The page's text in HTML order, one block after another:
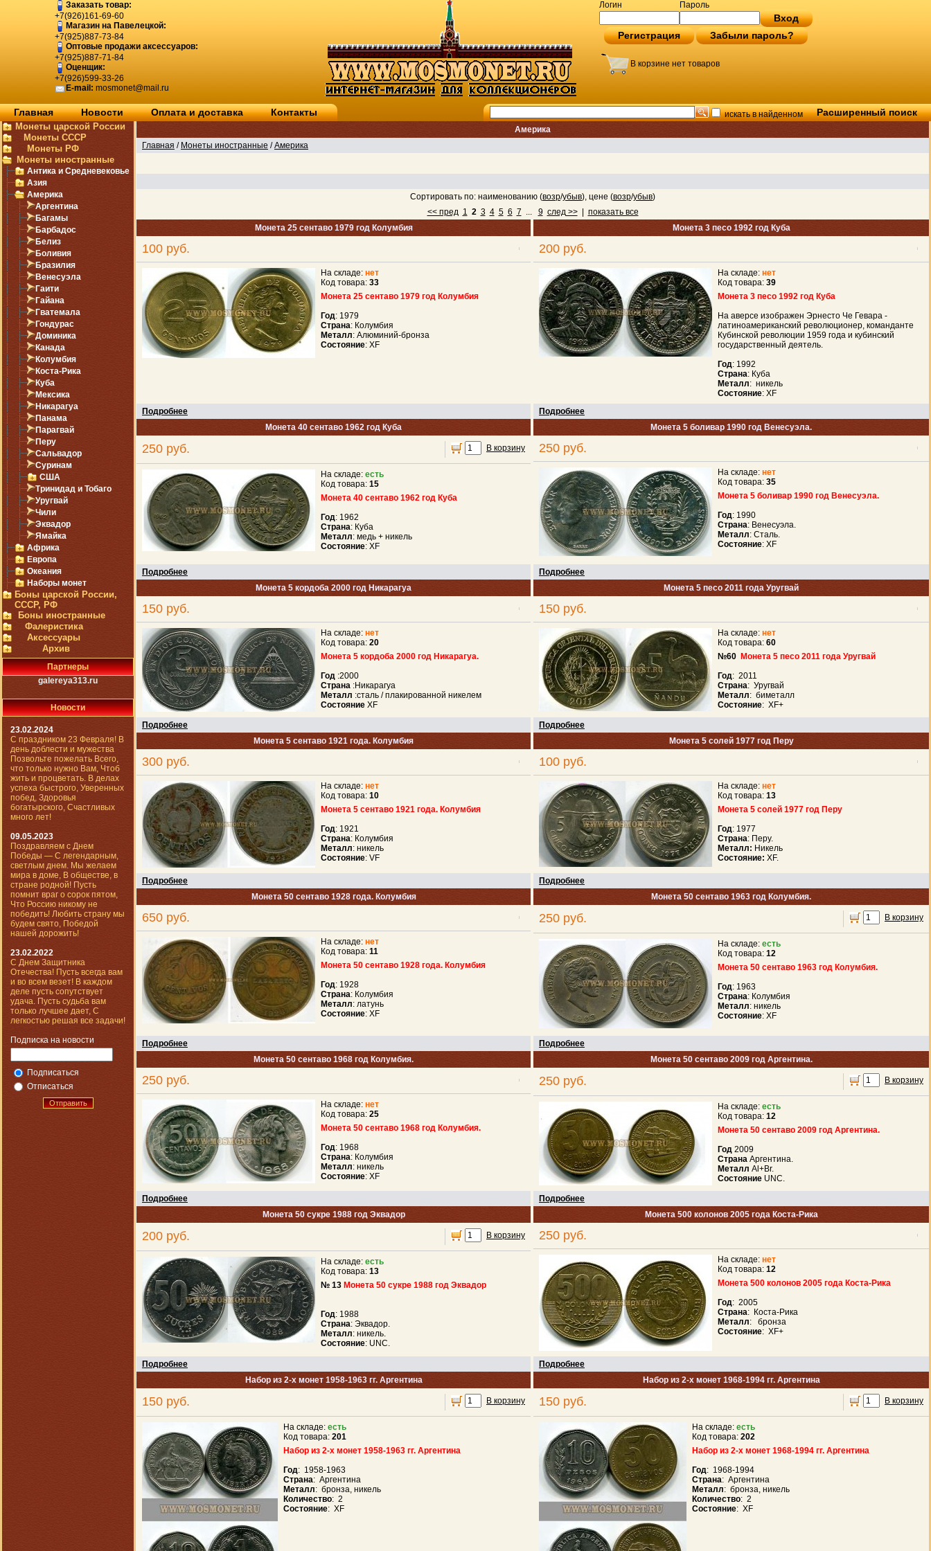
Заказать товар:
+7(926)161-69-60
Магазин на Павелецкой:
+7(925)887-73-84
Оптовые продажи аксессуаров:
+7(925)887-71-84
Оценщик:
+7(926)599-33-26
E-mail: mosmonet@mail.ru
Логин Пароль
Вход
Регистрация
Забыли пароль?
В корзине нет товаров
Главная Новости Оплата и доставка Контакты искать в найденном Расширенный поиск
Монеты царской России
Монеты СССР
Монеты РФ
Монеты иностранные
Антика и Средневековье
Азия
Америка
Аргентина
Багамы
Барбадос
Белиз
Боливия
Бразилия
Венесуэла
Гаити
Гайана
Гватемала
Гондурас
Доминика
Канада
Колумбия
Коста-Рика
Куба
Мексика
Никарагуа
Панама
Парагвай
Перу
Сальвадор
Суринам
США
Тринидад и Тобаго
Уругвай
Чили
Эквадор
Ямайка
Африка
Европа
Океания
Наборы монет
Боны царской России,
СССР, РФ
Боны иностранные
Фалеристика
Аксессуары
Архив
Партнеры
galereya313.ru
Новости
23.02.2024
С праздником 23 Февраля! В
день доблести и мужества
Позвольте пожелать Всего,
что только нужно Вам, Чтоб
жить и процветать. В делах
успеха быстрого, Уверенных
побед, Здоровья
богатырского, Счастливых
много лет!
09.05.2023
Поздравляем с Днем
Победы — С легендарным,
светлым днем. Мы желаем
мира в доме, В обществе, в
стране родной! Пусть
помнит враг о сорок пятом,
Что Россию никому не
победить! Любить страну мы
будем свято, Победой
нашей дорожить!
23.02.2022
С Днем Защитника
Отечества! Пусть всегда вам
и во всем везет! В каждом
деле пусть сопутствует
удача. Пусть судьба вам
только лучшее дает, С
легкостью решая все задачи!
Подписка на новости
Подписаться
Отписаться
Отправить
Америка
Главная / Монеты иностранные /Америка
Сортировать по: наименованию (возр/убыв), цене (возр/убыв)
<< пред 1 2 3 4 5 6 7 ... 9 след >>| показать все
Монета 25 сентаво 1979 год Колумбия
100 руб.
На складе: нет
Код товара: 33
Монета 25 сентаво 1979 год Колумбия
Год: 1979
Страна: Колумбия
Металл: Aлюминий-бронза
Состояние: XF
Монета 3 песо 1992 год Куба
200 руб.
На складе: нет
Код товара: 39
Монета 3 песо 1992 год Куба
На аверсе изображен Эрнесто Че Гевара -
латиноамериканский революционер, команданте
Кубинской революции 1959 года и кубинский
государственный деятель.
Год: 1992
Страна: Куба
Металл: никель
Состояние: XF
Подробнее
Подробнее
Монета 40 сентаво 1962 год Куба
250 руб. В корзину
На складе: есть
Код товара: 15
Монета 40 сентаво 1962 год Куба
Год: 1962
Страна: Куба
Металл: медь + никель
Состояние: XF
Монета 5 боливар 1990 год Венесуэла.
250 руб.
На складе: нет
Код товара: 35
Монета 5 боливар 1990 год Венесуэла.
Год: 1990
Страна: Венесуэла.
Металл: Сталь.
Состояние: XF
Подробнее
Подробнее
Монета 5 кордоба 2000 год Никарагуа
150 руб.
На складе: нет
Код товара: 20
Монета 5 кордоба 2000 год Никарагуа.
Год :2000
Страна :Никарагуа
Металл :сталь / плакированной никелем
Состояние XF
Монета 5 песо 2011 года Уругвай
150 руб.
На складе: нет
Код товара: 60
№60 Монета 5 песо 2011 года Уругвай
Год: 2011
Страна: Уругвай
Металл: биметалл
Состояние: XF+
Подробнее
Подробнее
Монета 5 сентаво 1921 года. Колумбия
300 руб.
На складе: нет
Код товара: 10
Монета 5 сентаво 1921 года. Колумбия
Год: 1921
Страна: Колумбия
Металл: никель
Состояние: VF
Монета 5 солей 1977 год Перу
100 руб.
На складе: нет
Код товара: 13
Монета 5 солей 1977 год Перу
Год: 1977
Страна: Перу.
Металл: Никель
Состояние: ХF.
Подробнее
Подробнее
Монета 50 сентаво 1928 года. Колумбия
650 руб.
На складе: нет
Код товара: 11
Монета 50 сентаво 1928 года. Колумбия
Год: 1928
Страна: Колумбия
Металл: латунь
Состояние: XF
Монета 50 сентаво 1963 год Колумбия.
250 руб. В корзину
На складе: есть
Код товара: 12
Монета 50 сентаво 1963 год Колумбия.
Год: 1963
Страна: Колумбия
Металл: никель
Состояние: XF
Подробнее
Подробнее
Монета 50 сентаво 1968 год Колумбия.
250 руб.
На складе: нет
Код товара: 25
Монета 50 сентаво 1968 год Колумбия.
Год: 1968
Страна: Колумбия
Металл: никель
Состояние: XF
Монета 50 сентаво 2009 год Аргентина.
250 руб. В корзину
На складе: есть
Код товара: 12
Монета 50 сентаво 2009 год Аргентина.
Год 2009
Страна Аргентина.
Металл Al+Br.
Состояние UNC.
Подробнее
Подробнее
Монета 50 сукре 1988 год Эквадор
200 руб. В корзину
На складе: есть
Код товара: 13
№ 13 Монета 50 сукре 1988 год Эквадор
Год: 1988
Страна: Эквадор.
Металл: никель.
Состояние: UNC.
Монета 500 колонов 2005 года Коста-Рика
250 руб.
На складе: нет
Код товара: 12
Монета 500 колонов 2005 года Коста-Рика
Год: 2005
Страна: Коста-Рика
Металл: бронза
Состояние: XF+
Подробнее
Подробнее
Набор из 2-х монет 1958-1963 гг. Аргентина
150 руб. В корзину
На складе: есть
Код товара: 201
Набор из 2-х монет 1958-1963 гг. Аргентина
Год: 1958-1963
Страна: Аргентина
Металл: бронза, никель
Количество: 2
Состояние: XF
Набор из 2-х монет 1968-1994 гг. Аргентина
150 руб. В корзину
На складе: есть
Код товара: 202
Набор из 2-х монет 1968-1994 гг. Аргентина
Год: 1968-1994
Страна: Аргентина
Металл: бронза, никель
Количество: 2
Состояние: XF